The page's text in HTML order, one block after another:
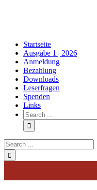
Startseite
Ausgabe 1 | 2026
Anmeldung
Bezahlung
Downloads
Leserfragen
Spenden
Links
Search
for:
Search
for: